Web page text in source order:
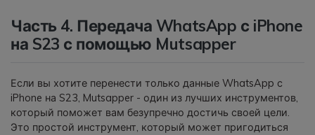
Часть 4. Передача WhatsApp с iPhone
на S23 с помощью Mutsapper
Если вы хотите перенести только данные WhatsApp с
iPhone на S23, Mutsapper - один из лучших инструментов,
который поможет вам безупречно достичь своей цели.
Это простой инструмент, который может пригодиться